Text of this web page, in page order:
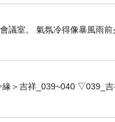
議室。 氣氛冷得像暴風雨
緣＞吉祥_039~040